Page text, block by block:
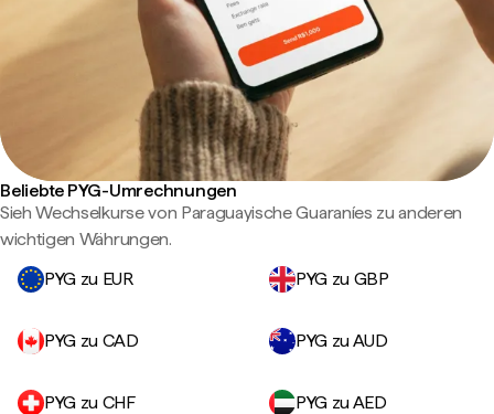
Beliebte PYG-Umrechnungen
Sieh Wechselkurse von Paraguayische Guaraníes zu anderen
wichtigen Währungen.
PYG zu EUR
PYG zu GBP
PYG zu CAD PYG zu AUD
PYG zu CHF PYG zu AED